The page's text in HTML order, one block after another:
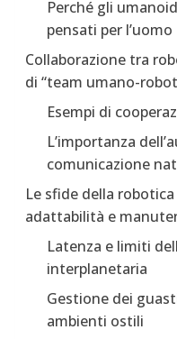
Perché gli
pensati per l’uomo
Collaborazione tra
di “team umano-
Esempi di
L’importanza
comunicazione
Le sfide della
adattabilità e
Latenza e limiti
interplanetaria
Gestione dei
ambienti ostili